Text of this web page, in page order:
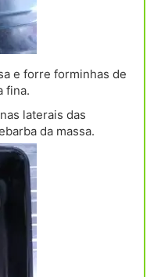
e forre forminhas de
fina.
laterais das
da massa.